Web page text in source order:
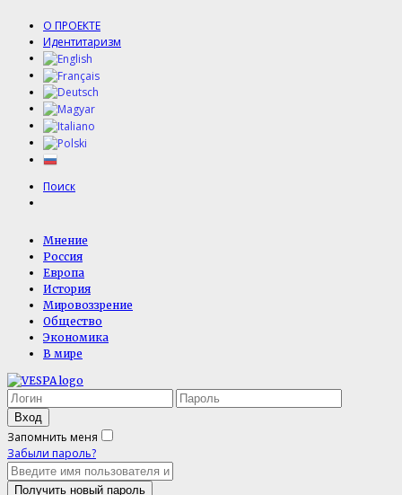
О ПРОЕКТЕ
Идентитаризм
Поиск
Мнение
Россия
Европа
История
Мировоззрение
Общество
Экономика
В мире
Запомнить меня
Забыли пароль?